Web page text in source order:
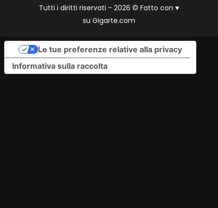
Tutti i diritti riservati - 2026 © Fatto con ♥
su Gigarte.com
Informativa sulla raccolta
Le tue preferenze relative alla privacy